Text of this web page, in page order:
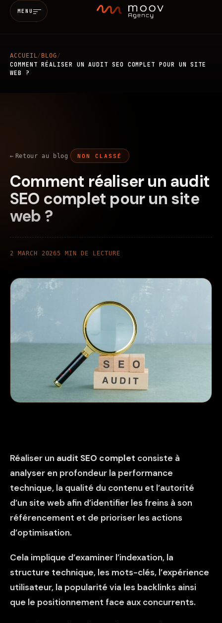
MENU
Accueil
MARKETING & SEO
MOBILE
Réalisations
Blog
ACCUEIL/ BLOG/
COMMENT RÉALISER UN AUDIT SEO COMPLET POUR UN SITE
WEB ?
Retour au blog NON CLASSÉ
Comment réaliser un audit
SEO complet pour un site
web ?
2 MARCH 20265 MIN DE LECTURE
Réaliser un audit SEO complet consiste à
analyser en profondeur la performance
technique, la qualité du contenu et l’autorité
d’un site web afin d’identifier les freins à son
référencement et de prioriser les actions
d’optimisation.
Cela implique d’examiner l’indexation, la
structure technique, les mots-clés, l’expérience
utilisateur, la popularité via les backlinks ainsi
que le positionnement face aux concurrents.